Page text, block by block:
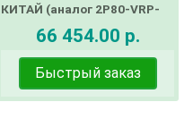
КИТАЙ (аналог 2P80-VRP-
1A1ED3 A1ED3 G KZ1 CEED2-
VRE 24V)66 454.00 р.
Быстрый заказ